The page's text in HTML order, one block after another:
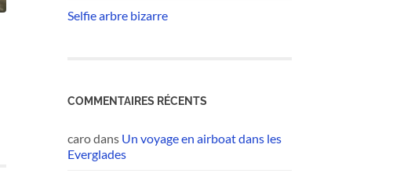
Selfie arbre bizarre
COMMENTAIRES RÉCENTS
carodans Un voyage en airboat dans les
Everglades